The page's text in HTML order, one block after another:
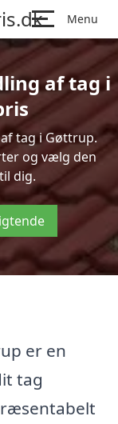
Menu
af tag i
tag i Gøttrup.
og vælg den
dig.
er en
tag